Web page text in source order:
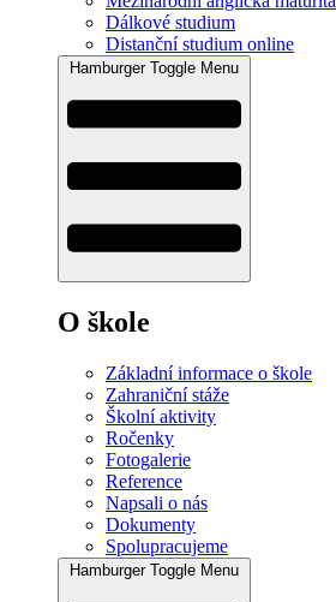
Dálkové studium
Distanční studium online
Hamburger Toggle Menu
O škole
Základní informace o škole
Zahraniční stáže
Školní aktivity
Ročenky
Fotogalerie
Reference
Napsali o nás
Dokumenty
Spolupracujeme
Hamburger Toggle Menu